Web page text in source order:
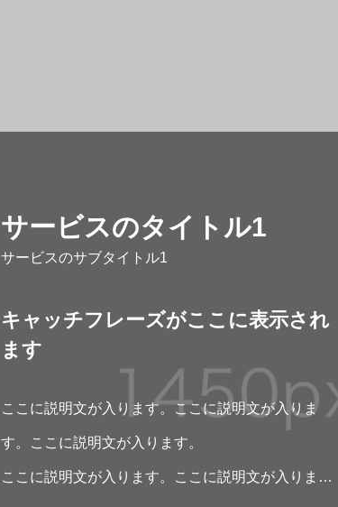
サービスのタイトル1
サービスのサブタイトル1
キャッチフレーズがここに表示され
ます
ここに説明文が入ります。ここに説明文が入りま
す。ここに説明文が入ります。
ここに説明文が入ります。ここに説明文が入りま